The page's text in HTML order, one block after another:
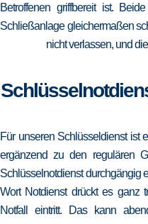
Betroffenen griffbereit ist.
Schließanlage gleichermaßen
nicht verlassen, und
Für unseren Schlüsseldienst ist
ergänzend zu den regulären
Schlüsselnotdienst durchgängig
Wort Notdienst drückt es ganz
Notfall eintritt. Das kann